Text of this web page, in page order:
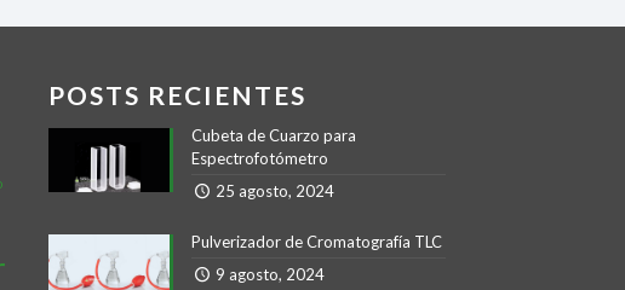
POSTS RECIENTES
Cubeta de Cuarzo para
Espectrofotómetro
25 agosto, 2024
Pulverizador de Cromatografía TLC
9 agosto, 2024